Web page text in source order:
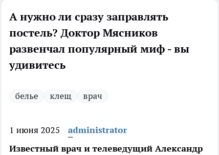
А нужно ли сразу заправлять
постель? Доктор Мясников
развенчал популярный миф - вы
удивитесь
белье клещ врач
1 июня 2025
administrator
Известный врач и телеведущий Александр